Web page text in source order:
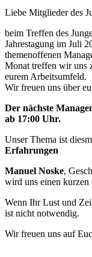
Liebe Mitglieder des
beim Treffen des
Jahrestagung im Juli
themenoffenen
Monat treffen wir uns
eurem Arbeitsumfeld.
Wir freuen uns über
Der nächste
ab 17:00 Uhr.
Unser Thema ist
Erfahrungen
Manuel Noske,
wird uns einen kurzen
Wenn Ihr Lust und
ist nicht notwendig.
Wir freuen uns auf